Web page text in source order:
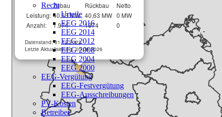
Recht
Urteile
EEG 2016
EEG 2014
EEG 2012
EEG 2008
EEG 2004
EEG 2000
EEG-Vergütung
EEG-Festvergütung
EEG-Ausschreibungen
PV-Kosten
Betreiber